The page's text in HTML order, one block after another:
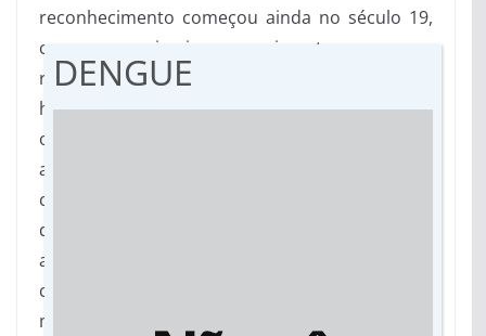
reconhecimento começou ainda no século 19,
com os primeiros movimentos para o
reconhecimento salarial em relação aos
homens, direito a votar e ser votada, entre
outras bandeiras de lutas. A visibilidade da luta
apareceu no século passado, em 1908 e 1917
com movimentos no leste europeu pelo fim da
discriminação. Em 1957, nos Estados Unidos,
aconteceu a maior passeata de mulheres
contra a exploração, definindo que aquele 8 de
março fosse o dia da mulher americana. Em
DENGUE